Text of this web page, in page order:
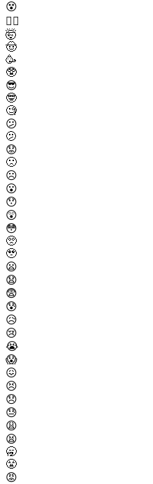
😵
😵‍💫
🤯
🤠
🥳
🥸
😎
🤓
🧐
😕
🫤
😟
🙁
☹️
😮
😯
😲
😳
🥺
🥹
😦
😧
😨
😰
😥
😢
😭
😱
😖
😣
😞
😓
😩
😫
🥱
😤
😡